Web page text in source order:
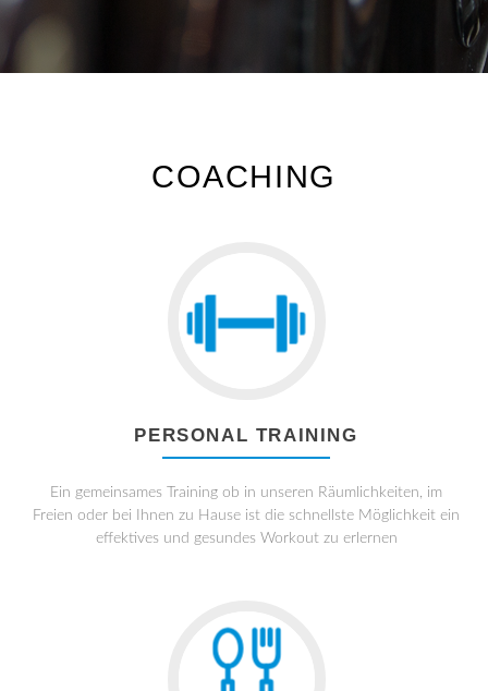
COACHING
PERSONAL TRAINING
Ein gemeinsames Training ob in unseren Räumlichkeiten, im
Freien oder bei Ihnen zu Hause ist die schnellste Möglichkeit ein
effektives und gesundes Workout zu erlernen